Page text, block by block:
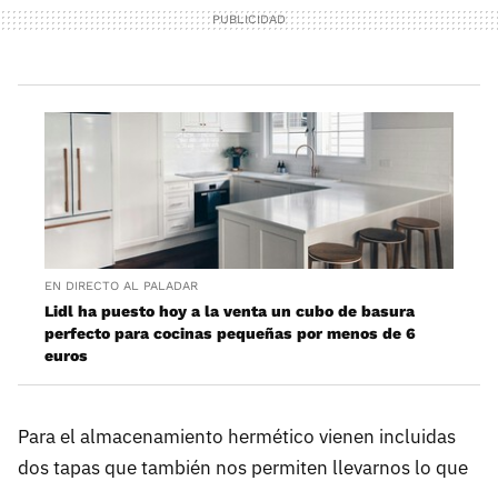
EN DIRECTO AL PALADAR
Lidl ha puesto hoy a la venta un cubo de basura
perfecto para cocinas pequeñas por menos de 6
euros
Para el almacenamiento hermético vienen incluidas
dos tapas que también nos permiten llevarnos lo que